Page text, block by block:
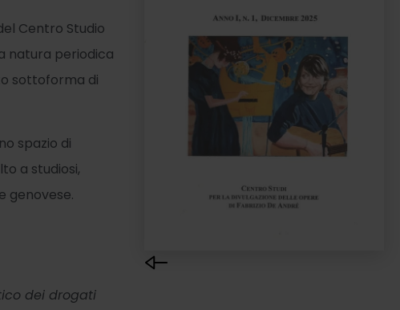
Centro Studio
natura periodica
sottoforma di
spazio di
a studiosi,
genovese.
dei drogati